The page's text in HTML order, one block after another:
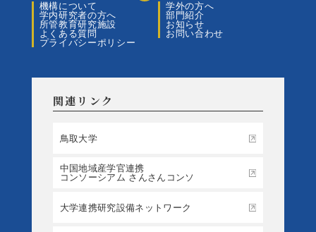
機構について
学外の方へ
学内研究者の方へ
部門紹介
所管教育研究施設
お知らせ
よくある質問
お問い合わせ
プライバシーポリシー
関連リンク
鳥取大学
中国地域産学官連携
コンソーシアム さんさんコンソ
大学連携研究設備ネットワーク